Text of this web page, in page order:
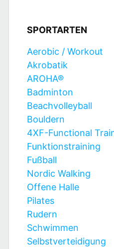
SPORTARTEN
Aerobic / Workout
Akrobatik
AROHA®
Badminton
Beachvolleyball
Bouldern
4XF-Functional
Funktionstraining
Fußball
Nordic Walking
Offene Halle
Pilates
Rudern
Schwimmen
Selbstverteidigung